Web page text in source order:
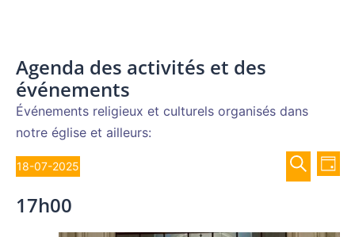
Agenda des activités et des
événements
Événements religieux et culturels organisés dans
notre église et ailleurs:
Évènements
for
et
de
de
JOUR
18-07-2025
une
17h00